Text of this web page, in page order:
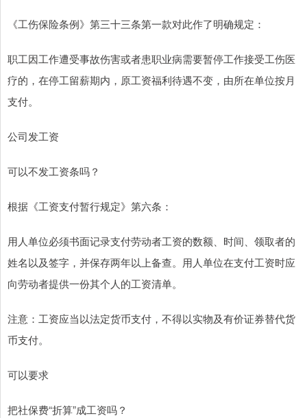
《工伤保险条例》第三十三条第一款对此作了明确规定：
职工因工作遭受事故伤害或者患职业病需要暂停工作接受工伤医
疗的，在停工留薪期内，原工资福利待遇不变，由所在单位按月
支付。
公司发工资
可以不发工资条吗？
根据《工资支付暂行规定》第六条：
用人单位必须书面记录支付劳动者工资的数额、时间、领取者的
姓名以及签字，并保存两年以上备查。用人单位在支付工资时应
向劳动者提供一份其个人的工资清单。
注意：工资应当以法定货币支付，不得以实物及有价证券替代货
币支付。
可以要求
把社保费“折算”成工资吗？